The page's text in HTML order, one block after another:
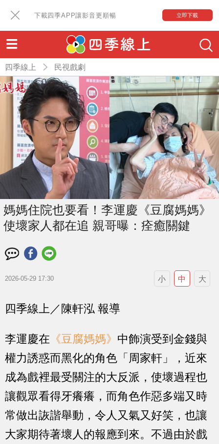
下載四季APP讓影音更順暢 立即下載
四季線上 民視戲劇
媽媽住院也要看！李運慶《豆腐媽媽》
使壞家人都在追 親哥曝：痊癒關鍵
2026-05-29 17:30 小 中 大
四季線上／陳軒泓 報導
李運慶在 《豆腐媽媽》 中飾演受到金錢與
權力誘惑而黑化的角色「周家軒」，近來
成為戲裡最受關注的大反派，使壞過程也
讓觀眾看得牙癢癢，而角色作惡多端又時
常做出詼諧舉動，令人又氣又好笑，也讓
大家期待著壞人的報應到來。不過由於戲